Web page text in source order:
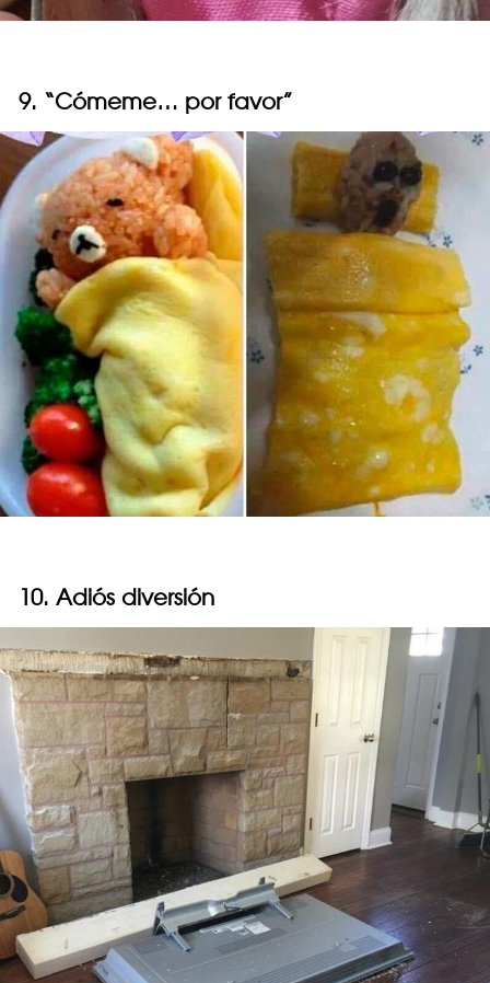
9. “Cómeme… por favor”
10. Adiós diversión